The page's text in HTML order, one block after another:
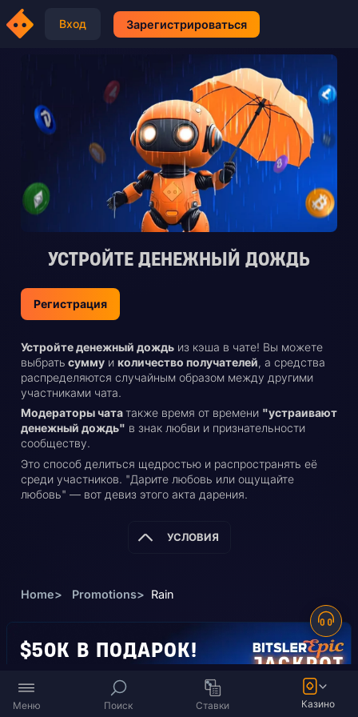
Вход Зарегистрироваться
УСТРОЙТЕ ДЕНЕЖНЫЙ ДОЖДЬ
Регистрация
Устройте денежный дождь из кэша в чате! Вы можете
выбрать сумму и количество получателей , а средства
распределяются случайным образом между другими
участниками чата.
Модераторы чататакже время от времени "устраивают
денежный дождь" в знак любви и признательности
сообществу.
Это способ делиться щедростью и распространять её
среди участников. "Дарите любовь или ощущайте
любовь" — вот девиз этого акта дарения.
УСЛОВИЯ
Home> Promotions> Rain
$50K В ПОДАРОК!
Нам исполнилось 10!
Участвуй в праздновании
вместе с нами!
Меню Поиск Ставки Казино